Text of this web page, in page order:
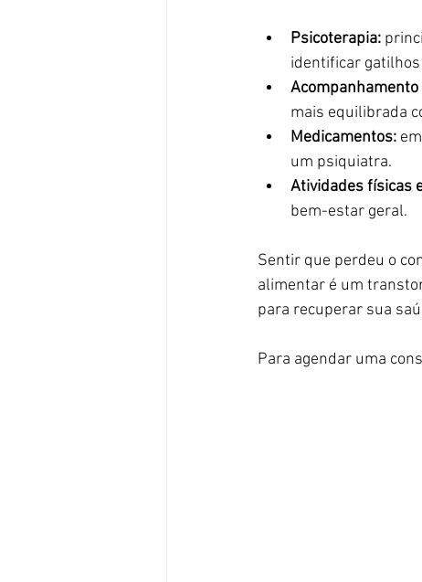
Psicoterapia:
identificar
mais equilibrada
Medicamentos:
um psiquiatra.
Atividades físicas
bem-estar geral.
Sentir que perdeu o
alimentar é um
para recuperar sua
Para agendar uma